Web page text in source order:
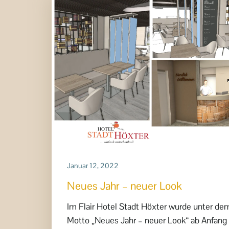
Januar 12, 2022
Neues Jahr – neuer Look
Im Flair Hotel Stadt Höxter wurde unter
Motto „Neues Jahr – neuer Look“ ab Anfang